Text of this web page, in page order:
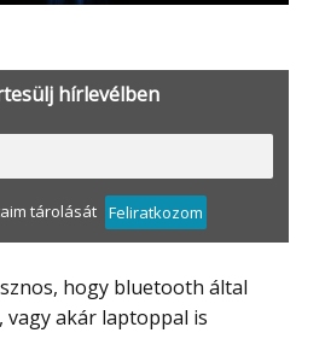
hírlevélben
tárolását Feliratkozom
akár laptoppal is